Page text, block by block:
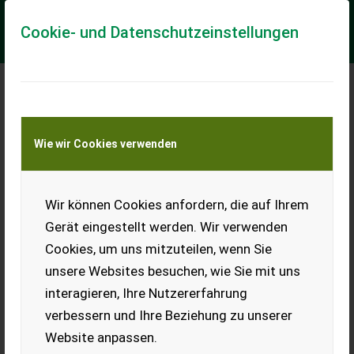
Cookie- und Datenschutzeinstellungen
Wie wir Cookies verwenden
Wir können Cookies anfordern, die auf Ihrem
Gerät eingestellt werden. Wir verwenden
Cookies, um uns mitzuteilen, wenn Sie
unsere Websites besuchen, wie Sie mit uns
interagieren, Ihre Nutzererfahrung
verbessern und Ihre Beziehung zu unserer
Website anpassen.
Meine Transportkostenanfrage
Transport von Land- und Baumaschinen –
KEINE Tiertransporte
Baggerlöffel 80
EUR 0